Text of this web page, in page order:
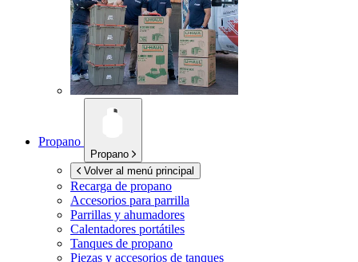
Propano
Propano
Volver al menú principal
Recarga de propano
Accesorios para parrilla
Parrillas y ahumadores
Calentadores portátiles
Tanques de propano
Piezas y accesorios de tanques